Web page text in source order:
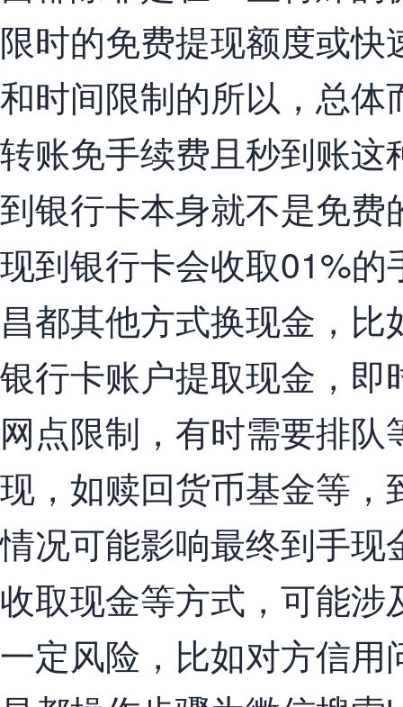
限时的免费提现额度或
和时间限制的所以，总
转账免手续费且秒到账
到银行卡本身就不是免
现到银行卡会收取01%的
昌都其他方式换现金，
银行卡账户提取现金，
网点限制，有时需要排
现，如赎回货币基金等
情况可能影响最终到手
收取现金等方式，可能
一定风险，比如对方信